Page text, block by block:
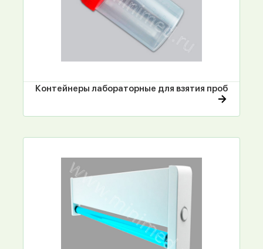
Контейнеры лабораторные для взятия проб